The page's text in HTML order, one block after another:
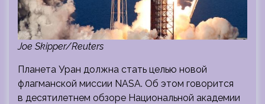
Joe Skipper/Reuters
Планета Уран должна стать целью новой
флагманской миссии NASA. Об этом говорится
в десятилетнем обзоре Национальной академии